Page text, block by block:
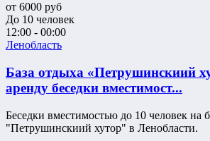
от 6000 руб
До 10 человек
12:00 - 00:00
Ленобласть
База отдыха «Петрушинскиий
аренду беседки вместимост...
Беседки вместимостью до 10 человек на
"Петрушинскиий хутор" в Ленобласти.